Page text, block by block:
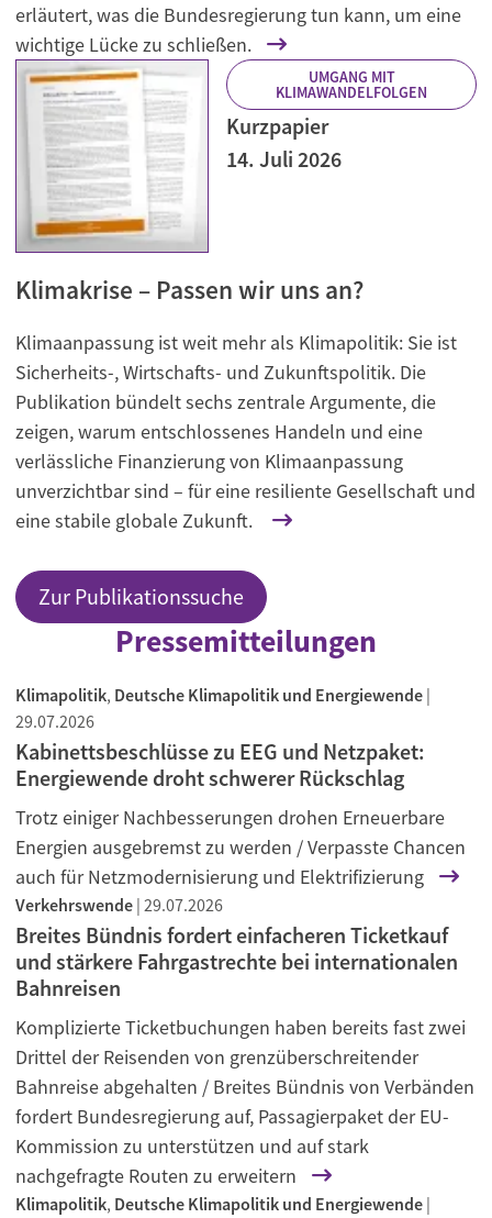
erläutert, was die Bundesregierung tun kann, um eine
wichtige Lücke zu schließen.
UMGANG MIT
KLIMAWANDELFOLGEN
Kurzpapier
14. Juli 2026
Klimakrise – Passen wir uns an?
Klimaanpassung ist weit mehr als Klimapolitik: Sie ist
Sicherheits-, Wirtschafts- und Zukunftspolitik. Die
Publikation bündelt sechs zentrale Argumente, die
zeigen, warum entschlossenes Handeln und eine
verlässliche Finanzierung von Klimaanpassung
unverzichtbar sind – für eine resiliente Gesellschaft und
eine stabile globale Zukunft.
Zur Publikationssuche
Pressemitteilungen
Klimapolitik, Deutsche Klimapolitik und Energiewende |
29.07.2026
Kabinettsbeschlüsse zu EEG und Netzpaket:
Energiewende droht schwerer Rückschlag
Trotz einiger Nachbesserungen drohen Erneuerbare
Energien ausgebremst zu werden / Verpasste Chancen
auch für Netzmodernisierung und Elektrifizierung
Verkehrswende | 29.07.2026
Breites Bündnis fordert einfacheren Ticketkauf
und stärkere Fahrgastrechte bei internationalen
Bahnreisen
Komplizierte Ticketbuchungen haben bereits fast zwei
Drittel der Reisenden von grenzüberschreitender
Bahnreise abgehalten / Breites Bündnis von Verbänden
fordert Bundesregierung auf, Passagierpaket der EU-
Kommission zu unterstützen und auf stark
nachgefragte Routen zu erweitern
Klimapolitik, Deutsche Klimapolitik und Energiewende |